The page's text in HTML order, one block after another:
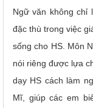
Ngữ văn không chỉ
đặc thù trong việc
sống cho HS. Môn
nói riêng được lựa
dạy HS cách làm
Mĩ, giúp các em